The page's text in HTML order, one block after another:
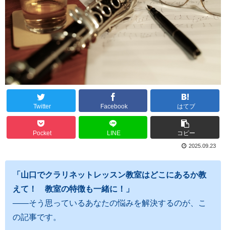
Twitter Facebook はてブ
Pocket LINE コピー
2025.09.23
「山口でクラリネットレッスン教室はどこにあるか教
えて！ 教室の特徴も一緒に ！」
――そう思っているあなたの悩みを解決するのが、こ
の記事です。